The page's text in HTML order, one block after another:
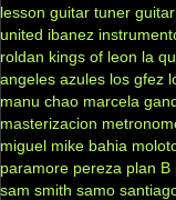
lesson guitar tuner
united ibanez
roldan kings of leon la
angeles azules los gfez
manu chao marcela
masterizacion
miguel mike bahia
paramore pereza plan B
sam smith samo